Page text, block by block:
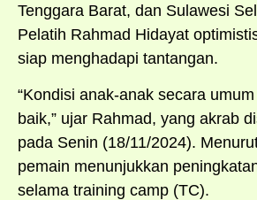
Tenggara Barat, dan Sulawesi
Pelatih Rahmad Hidayat
siap menghadapi tantangan.
“Kondisi anak-anak secara
baik,” ujar Rahmad, yang akrab
pada Senin (18/11/2024).
pemain menunjukkan
selama training camp (TC).